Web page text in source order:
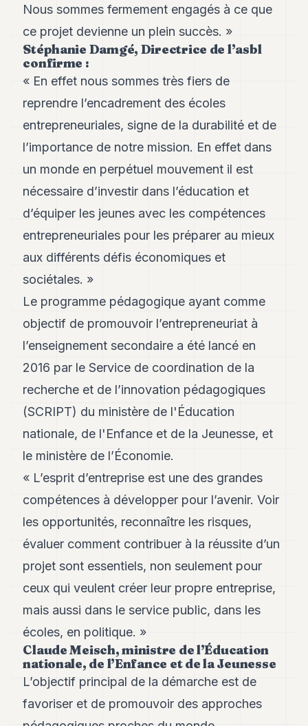
12
11
Andy
10
Andy
Andy
7
6
Andy
Andy
TECH
ART
VIVRE
ARTS
POLITIQUE
IMMOBILIER
PRIVATE
EQUITY
SPORT
ENTREPRISES
ASSOCIATIONS
CONTACT
S'ABONNER
Nous sommes fermement engagés à ce que
ce projet devienne un plein succès. »
Stéphanie Damgé, Directrice de l’asbl
confirme :
« En effet nous sommes très fiers de
reprendre l’encadrement des écoles
entrepreneuriales, signe de la durabilité et de
l’importance de notre mission. En effet dans
un monde en perpétuel mouvement il est
nécessaire d’investir dans l’éducation et
d’équiper les jeunes avec les compétences
entrepreneuriales pour les préparer au mieux
aux différents défis économiques et
sociétales. »
Le programme pédagogique ayant comme
objectif de promouvoir l’entrepreneuriat à
l’enseignement secondaire a été lancé en
2016 par le Service de coordination de la
recherche et de l’innovation pédagogiques
(SCRIPT) du ministère de l'Éducation
nationale, de l'Enfance et de la Jeunesse, et
le ministère de l’Économie.
« L’esprit d’entreprise est une des grandes
compétences à développer pour l’avenir. Voir
les opportunités, reconnaître les risques,
évaluer comment contribuer à la réussite d’un
projet sont essentiels, non seulement pour
ceux qui veulent créer leur propre entreprise,
mais aussi dans le service public, dans les
écoles, en politique. »
Claude Meisch, ministre de l’Éducation
nationale, de l’Enfance et de la Jeunesse
L’objectif principal de la démarche est de
favoriser et de promouvoir des approches